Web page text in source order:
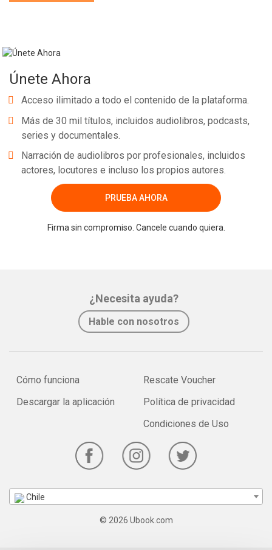
Únete Ahora
Acceso ilimitado a todo el contenido de la plataforma.
Más de 30 mil títulos, incluidos audiolibros, podcasts,
series y documentales.
Narración de audiolibros por profesionales, incluidos
actores, locutores e incluso los propios autores.
PRUEBA AHORA
Firma sin compromiso. Cancele cuando quiera.
¿Necesita ayuda?
Hable con nosotros
Cómo funciona
Descargar la aplicación
Rescate Voucher
Política de privacidad
Condiciones de Uso
Chile
© 2026 Ubook.com